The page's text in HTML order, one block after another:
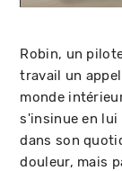
Robin, un
travail un
monde
s'insinue en lui
dans son
douleur, mais